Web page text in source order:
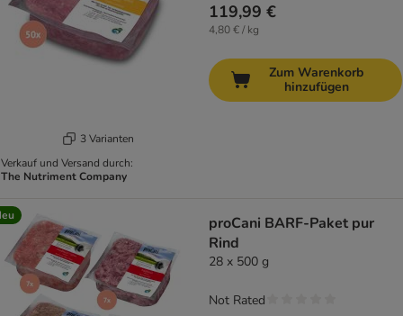
3 Varianten
Verkauf und Versand durch:
The Nutriment Company
119,99 €
4,80 € / kg
Zum Warenkorb
hinzufügen
proCani BARF-Paket pur
Rind
28 x 500 g
Not Rated